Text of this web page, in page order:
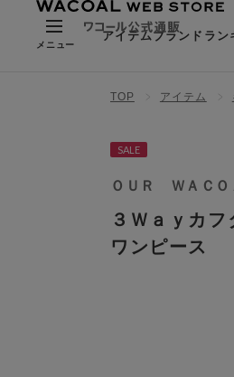
メニュー
アイテムブランド ラン
TOP アイテム
SALE
ＯＵＲ ＷＡＣＯ
３Ｗａｙカフ
ワンピース